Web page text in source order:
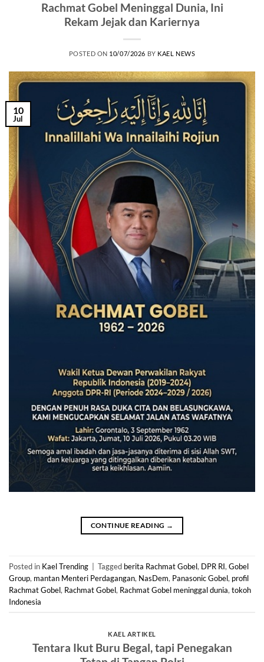
Rachmat Gobel Meninggal Dunia, Ini
Rekam Jejak dan Kariernya
POSTED ON 10/07/2026 BY KAEL NEWS
10
Jul
CONTINUE READING →
Posted in Kael Trending Tagged berita Rachmat Gobel, DPR RI, Gobel
Group, mantan Menteri Perdagangan, NasDem, Panasonic Gobel, profil
Rachmat Gobel, Rachmat Gobel, Rachmat Gobel meninggal dunia, tokoh
Indonesia
KAEL ARTIKEL
Tentara Ikut Buru Begal, tapi Penegakan